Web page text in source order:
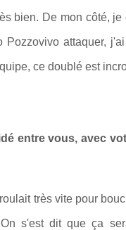
bien. De mon côté,
Pozzovivo attaquer,
ce doublé est
entre vous, avec
très vite pour
s'est dit que ça